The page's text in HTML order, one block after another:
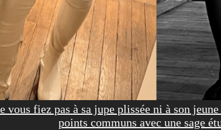
vous fiez pas à sa jupe plissée ni à son jeune
points communs avec une sage